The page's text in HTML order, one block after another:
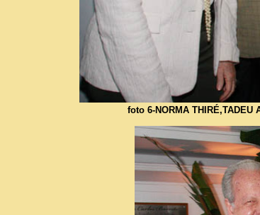
foto 6-NORMA THIRÉ,TADEU